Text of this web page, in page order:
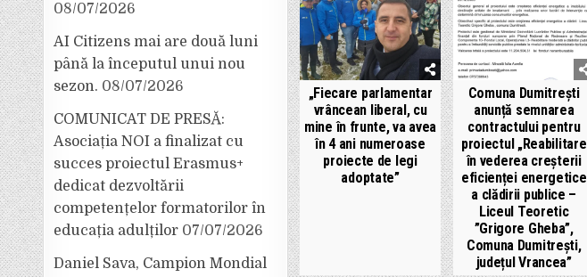
„Fiecare parlamentar
vrâncean liberal, cu
mine în frunte, va avea
în 4 ani numeroase
proiecte de legi
adoptate”
Comuna Dumitrești
anunță semnarea
contractului pentru
proiectul „Reabilitare
în vederea creșterii
eficienței energetice
a clădirii publice –
Liceul Teoretic
”Grigore Gheba”,
Comuna Dumitrești,
județul Vrancea”
08/07/2026
AI Citizens mai are două luni
până la începutul unui nou
sezon. 08/07/2026
COMUNICAT DE PRESĂ:
Asociația NOI a finalizat cu
succes proiectul Erasmus+
dedicat dezvoltării
competențelor formatorilor în
educația adulților 07/07/2026
Daniel Sava, Campion Mondial